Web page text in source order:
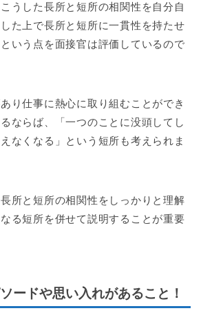
うした長所と短所の相関性を自分自
た上で長所と短所に一貫性を持たせ
いう点を面接官は評価しているので
り仕事に熱心に取り組むことができ
ならば、「一つのことに没頭してし
なくなる」という短所も考えられま
所と短所の相関性をしっかりと理解
る短所を併せて説明することが重要
ードや思い入れがあること！